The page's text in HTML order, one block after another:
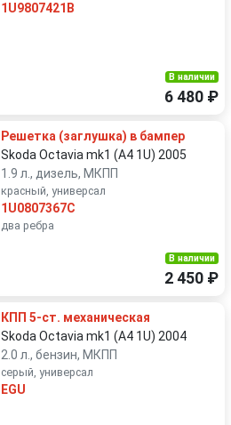
1U9807421B
В наличии
6 480 ₽
Решетка (заглушка) в бампер
Skoda Octavia mk1 (A4 1U) 2005
1.9 л., дизель, МКПП
красный, универсал
1U0807367C
два ребра
В наличии
2 450 ₽
КПП 5-ст. механическая
Skoda Octavia mk1 (A4 1U) 2004
2.0 л., бензин, МКПП
серый, универсал
EGU